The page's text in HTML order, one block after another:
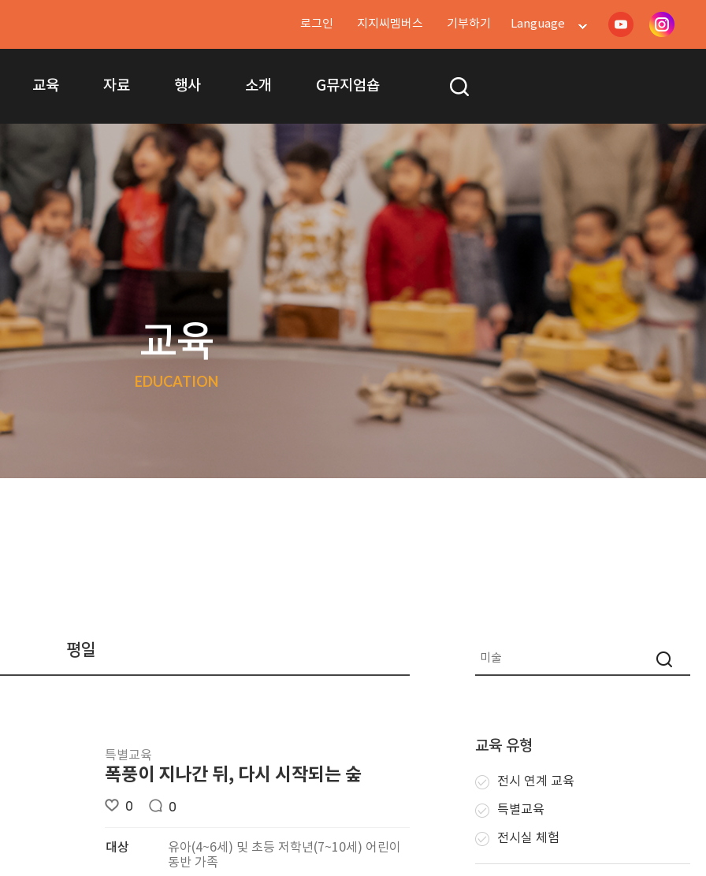
로그인 지지씨멤버스 기부하기 Language
교육 자료 행사 소개 G뮤지엄숍
교육
EDUCATION
평일
특별교육
폭풍이 지나간 뒤, 다시 시작되는 숲
0 0
대상
유아(4~6세) 및 초등 저학년(7~10세) 어린이
동반 가족
교육 유형
전시 연계 교육
특별교육
전시실 체험